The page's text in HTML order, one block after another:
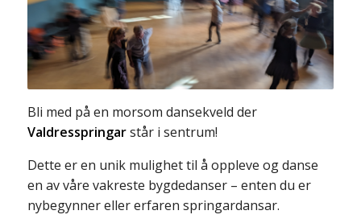
Bli med på en morsom dansekveld der
Valdresspringarstår i sentrum!
Dette er en unik mulighet til å oppleve og danse
en av våre vakreste bygdedanser – enten du er
nybegynner eller erfaren springardansar.